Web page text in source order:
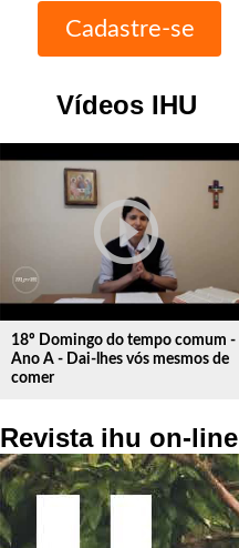
Vídeos IHU
play_circle_outline
18º Domingo do tempo comum -
Ano A - Dai-lhes vós mesmos de
comer
Revista ihu on-line